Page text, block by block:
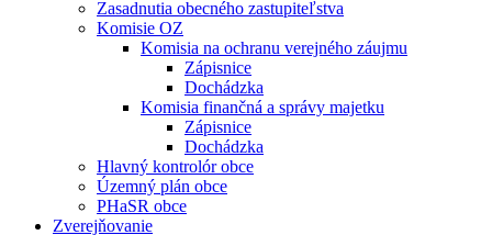
Zasadnutia obecného zastupiteľstva
Komisie OZ
Komisia na ochranu verejného záujmu
Zápisnice
Dochádzka
Komisia finančná a správy majetku
Zápisnice
Dochádzka
Hlavný kontrolór obce
Územný plán obce
PHaSR obce
Zverejňovanie